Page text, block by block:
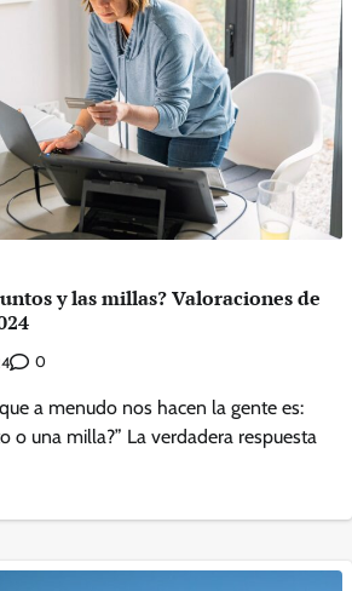
y las millas? Valoraciones de
0
a menudo nos hacen la gente es:
o una milla?” La verdadera respuesta